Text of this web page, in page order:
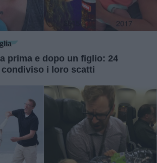
prima e dopo un figlio: 24
i loro scatti